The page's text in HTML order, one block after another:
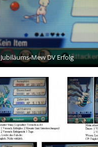
Jubiläums-Mew DV Erfolg
28. März 2016